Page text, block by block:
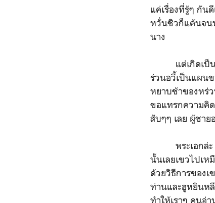
แค่เรื่องที่รู้ๆ กัน
หวั่นชิวก็แค้นจนท
นาง
แต่เกิดเป็นนา
ร่วนอวี้เป็นแผน
หยาบช้าของหร่ว
ขอแทรกความคิด
สับๆๆ เลย ผู้ชาย
พระเอกล่ะ พ
นั้นเลยเขวไปเ
ด้วยวิธีการของ
ท่านและฮูหยินห
ทำให้เราๆ คนอ่